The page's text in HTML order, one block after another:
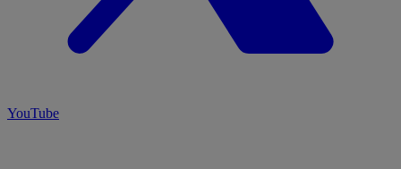
YouTube